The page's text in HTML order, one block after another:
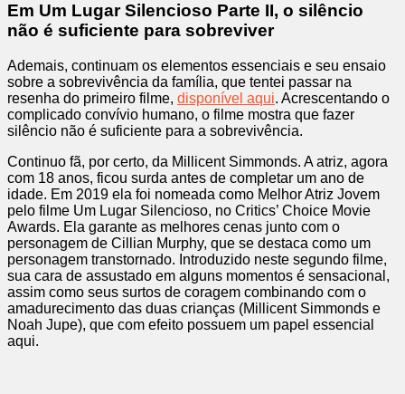
Em Um Lugar Silencioso Parte II, o silêncio
não é suficiente para sobreviver
Ademais, continuam os elementos essenciais e seu ensaio
sobre a sobrevivência da família, que tentei passar na
resenha do primeiro filme, disponível aqui. Acrescentando o
complicado convívio humano, o filme mostra que fazer
silêncio não é suficiente para a sobrevivência.
Continuo fã, por certo, da Millicent Simmonds. A atriz, agora
com 18 anos, ficou surda antes de completar um ano de
idade. Em 2019 ela foi nomeada como Melhor Atriz Jovem
pelo filme Um Lugar Silencioso, no Critics’ Choice Movie
Awards. Ela garante as melhores cenas junto com o
personagem de Cillian Murphy, que se destaca como um
personagem transtornado. Introduzido neste segundo filme,
sua cara de assustado em alguns momentos é sensacional,
assim como seus surtos de coragem combinando com o
amadurecimento das duas crianças (Millicent Simmonds e
Noah Jupe), que com efeito possuem um papel essencial
aqui.